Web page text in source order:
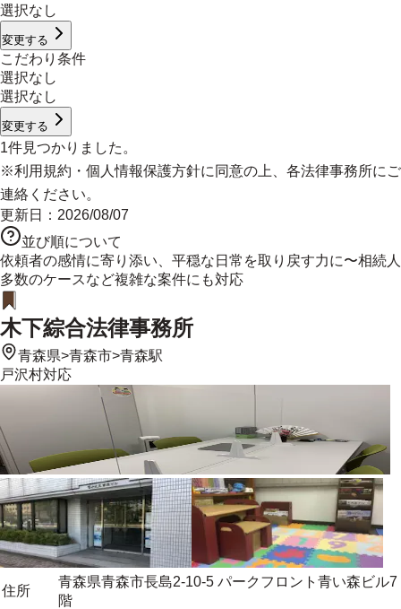
選択なし
変更する
こだわり条件
選択なし
選択なし
変更する
1件見つかりました。
※利用規約 ・ 個人情報保護方針に同意の上、各法律事務所にご
連絡ください。
更新日： 2026/08/07
並び順について
依頼者の感情に寄り添い、平穏な日常を取り戻す力に〜相続人
多数のケースなど複雑な案件にも対応
木下綜合法律事務所
青森県>青森市>青森駅
戸沢村対応
住所
青森県青森市長島2-10-5 パークフロント青い森ビル7
階